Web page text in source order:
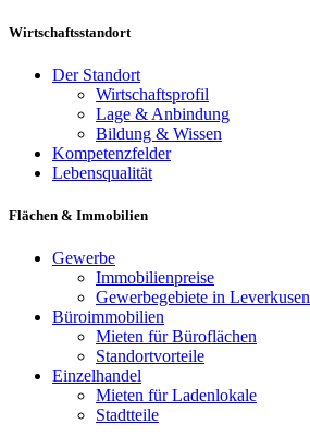
Wirtschaftsstandort
Der Standort
Wirtschaftsprofil
Lage & Anbindung
Bildung & Wissen
Kompetenzfelder
Lebensqualität
Flächen & Immobilien
Gewerbe
Immobilienpreise
Gewerbegebiete in Leverkusen
Büroimmobilien
Mieten für Büroflächen
Standortvorteile
Einzelhandel
Mieten für Ladenlokale
Stadtteile